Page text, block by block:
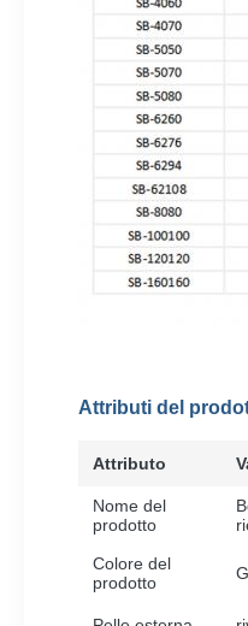
Attributi del
Attributo
Nome del
prodotto
Colore del
prodotto